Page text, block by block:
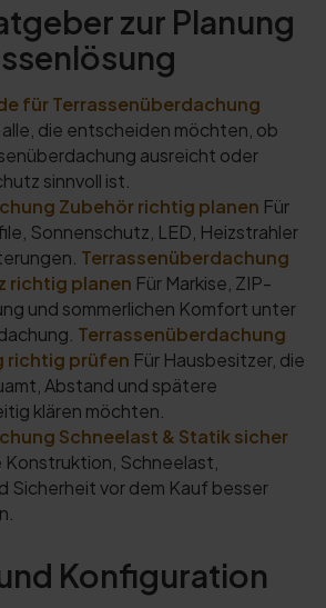
zur Planung
für Terrassenüberdachung
alle, die entscheiden möchten, ob
ausreicht oder
sinnvoll ist.
Zubehör richtig planen Für
Sonnenschutz, LED, Heizstrahler
Terrassenüberdachung
richtig planen Für Markise, ZIP-
und sommerlichen Komfort unter
Terrassenüberdachung
richtig prüfen Für Hausbesitzer, die
Abstand und spätere
klären möchten.
Schneelast & Statik sicher
Konstruktion, Schneelast,
Sicherheit vor dem Kauf besser
Konfiguration